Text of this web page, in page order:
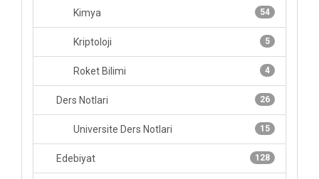
54
Kimya
5
Kriptoloji
4
Roket Bilimi
26
Ders Notlari
15
Universite Ders Notlari
128
Edebiyat